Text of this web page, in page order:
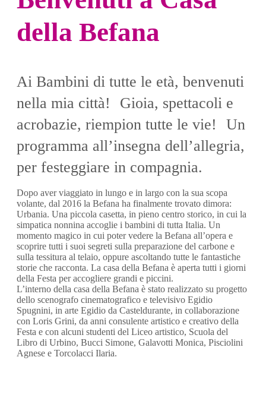
della Befana
Ai Bambini di tutte le età, benvenuti
nella mia città! Gioia, spettacoli e
acrobazie, riempion tutte le vie! Un
programma all’insegna dell’allegria,
per festeggiare in compagnia.
Dopo aver viaggiato in lungo e in largo con la sua scopa
volante, dal 2016 la Befana ha finalmente trovato dimora:
Urbania. Una piccola casetta, in pieno centro storico, in cui la
simpatica nonnina accoglie i bambini di tutta Italia. Un
momento magico in cui poter vedere la Befana all’opera e
scoprire tutti i suoi segreti sulla preparazione del carbone e
sulla tessitura al telaio, oppure ascoltando tutte le fantastiche
storie che racconta. La casa della Befana è aperta tutti i giorni
della Festa per accogliere grandi e piccini.
L’interno della casa della Befana è stato realizzato su progetto
dello scenografo cinematografico e televisivo Egidio
Spugnini, in arte Egidio da Casteldurante, in collaborazione
con Loris Grini, da anni consulente artistico e creativo della
Festa e con alcuni studenti del Liceo artistico, Scuola del
Libro di Urbino, Bucci Simone, Galavotti Monica, Pisciolini
Agnese e Torcolacci Ilaria.